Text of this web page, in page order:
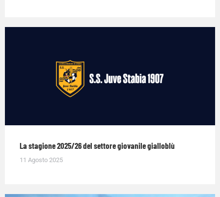
La stagione 2025/26 del settore giovanile gialloblù
11 Agosto 2025